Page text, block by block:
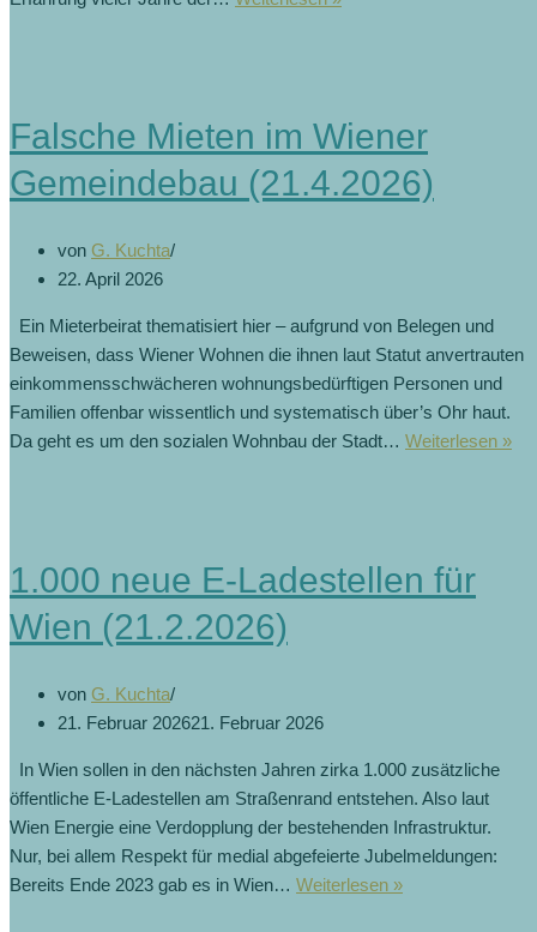
Falsche Mieten im Wiener
Gemeindebau (21.4.2026)
von G. Kuchta
22. April 2026
Ein Mieterbeirat thematisiert hier – aufgrund von Belegen und
Beweisen, dass Wiener Wohnen die ihnen laut Statut anvertrauten
einkommensschwächeren wohnungsbedürftigen Personen und
Familien offenbar wissentlich und systematisch über’s Ohr haut.
Da geht es um den sozialen Wohnbau der Stadt… Weiterlesen »
1.000 neue E-Ladestellen für
Wien (21.2.2026)
von G. Kuchta
21. Februar 202621. Februar 2026
In Wien sollen in den nächsten Jahren zirka 1.000 zusätzliche
öffentliche E-Ladestellen am Straßenrand entstehen. Also laut
Wien Energie eine Verdopplung der bestehenden Infrastruktur.
Nur, bei allem Respekt für medial abgefeierte Jubelmeldungen:
Bereits Ende 2023 gab es in Wien… Weiterlesen »